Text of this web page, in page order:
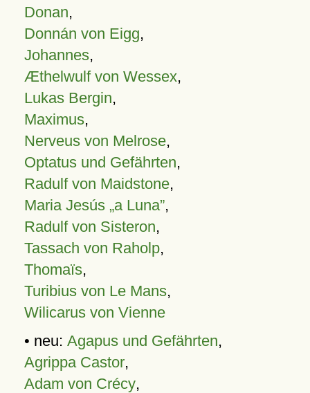
Donan,
Donnán von Eigg,
Johannes,
Æthelwulf von Wessex,
Lukas Bergin,
Maximus,
Nerveus von Melrose,
Optatus und Gefährten,
Radulf von Maidstone,
Maria Jesús „a Luna”,
Radulf von Sisteron,
Tassach von Raholp,
Thomaïs,
Turibius von Le Mans,
Wilicarus von Vienne
• neu: Agapus und Gefährten,
Agrippa Castor,
Adam von Crécy,